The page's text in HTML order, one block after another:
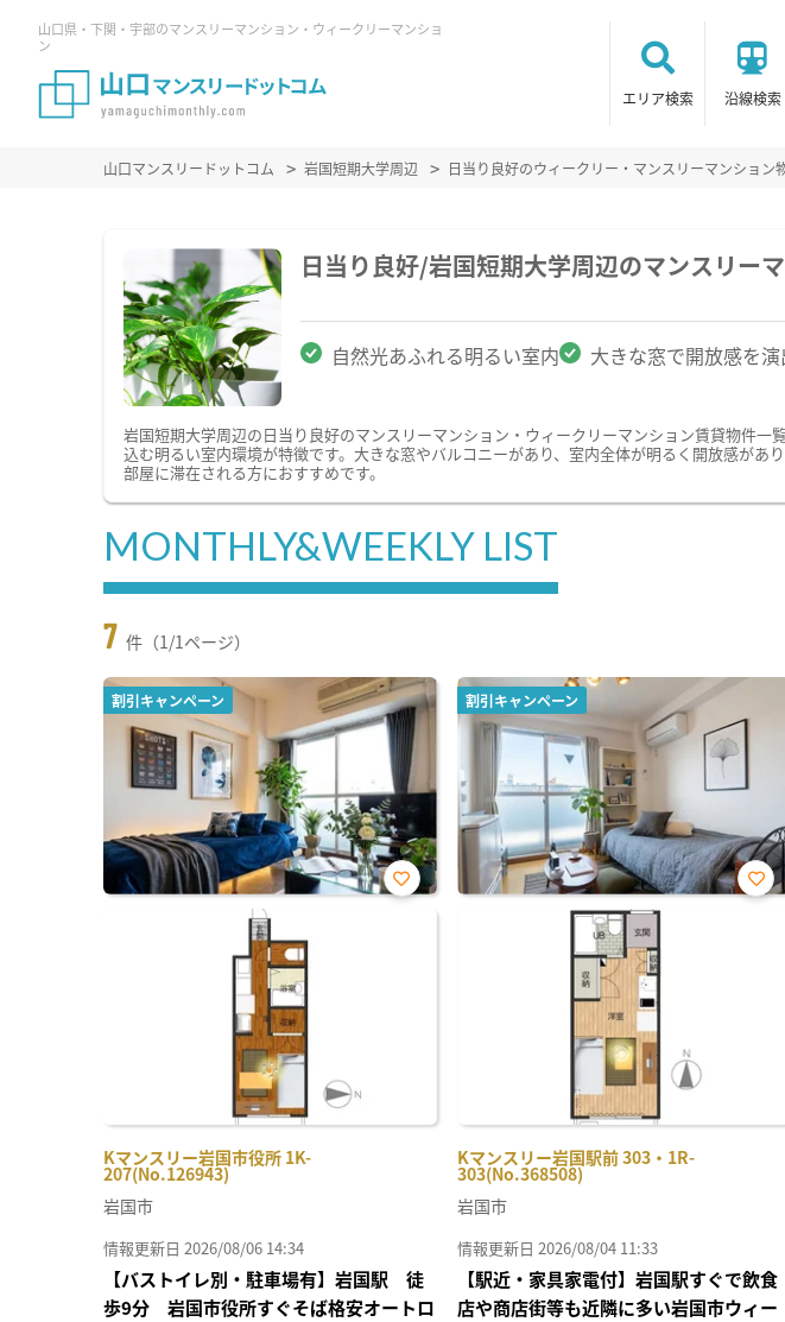
山口県・下関・宇部のマンスリーマンション・ウィークリーマンショ
ン
エリア検索 沿線検索
山口マンスリードットコム 岩国短期大学周辺 日当り良好のウィークリー・マンスリーマンション
日当り良好/岩国短期大学周辺のマンスリー
自然光あふれる明るい室内 大きな窓で開放感を演
岩国短期大学周辺の日当り良好のマンスリーマンション・ウィークリーマンション賃貸物件
込む明るい室内環境が特徴です。大きな窓やバルコニーがあり、室内全体が明るく開放感が
部屋に滞在される方におすすめです。
MONTHLY&WEEKLY LIST
7 件（1/1ページ）
割引キャンペーン
Kマンスリー岩国市役所 1K-
207(No.126943)
お気
岩国市
情報更新日 2026/08/06 14:34
【バストイレ別・駐車場有】岩国駅 徒
歩9分 岩国市役所すぐそば格安オートロ
割引キャンペーン
Kマンスリー岩国駅前 303・1R-
303(No.368508)
お気
岩国市
情報更新日 2026/08/04 11:33
【駅近・家具家電付】岩国駅すぐで飲食
店や商店街等も近隣に多い岩国市ウィー